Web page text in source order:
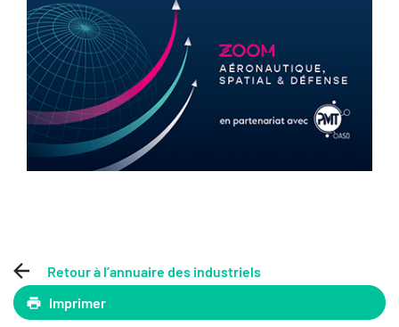
Retour à l’annuaire des industriels
Imprimer